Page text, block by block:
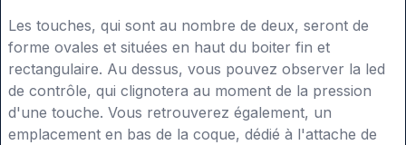
Les touches, qui sont au nombre de deux, seront de
forme ovales et situées en haut du boiter fin et
rectangulaire. Au dessus, vous pouvez observer la led
de contrôle, qui clignotera au moment de la pression
d'une touche. Vous retrouverez également, un
emplacement en bas de la coque, dédié à l'attache de